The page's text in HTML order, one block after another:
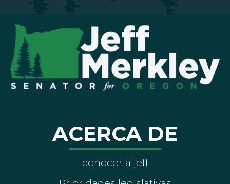
ACERCA DE
conocer a jeff